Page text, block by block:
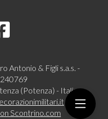
Antonio & Figli s.a.s. -
(Potenza) - Italia -
Scontrino.com